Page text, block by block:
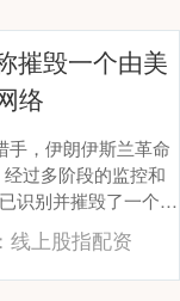
摧毁一个由美
络
手，伊朗伊斯兰革命
过多阶段的监控和
识别并摧毁了一个由
领导的间谍网络。
线上股指配资